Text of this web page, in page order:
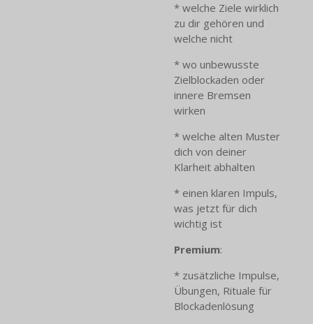
* welche Ziele wirklich
zu dir gehören und
welche nicht
* wo unbewusste
Zielblockaden oder
innere Bremsen
wirken
* welche alten Muster
dich von deiner
Klarheit abhalten
* einen klaren Impuls,
was jetzt für dich
wichtig ist
Premium:
* zusätzliche Impulse,
Übungen, Rituale für
Blockadenlösung